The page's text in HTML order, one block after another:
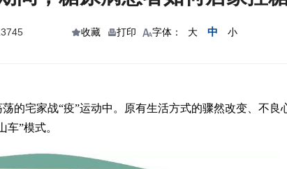
收藏 打印 字体： 大 中 小
的宅家战“疫”运动中。原有生活方式的骤然改变、不良
”模式。